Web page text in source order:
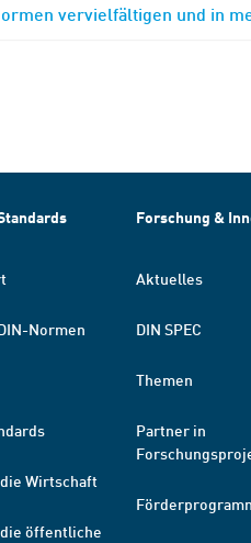
vervielfältigen und in
Normen
Wirtschaft
öffentliche
Forschung &
Aktuelles
DIN SPEC
Themen
Partner in